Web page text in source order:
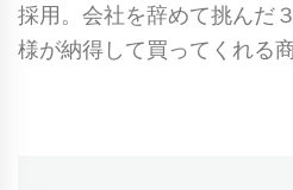
採用。会社を辞めて挑んだ
様が納得して買ってくれる